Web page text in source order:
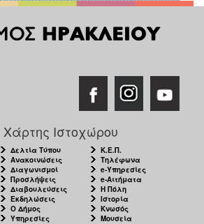
Χάρτης Ιστοχώρου
Δελτία Τύπου
Ανακοινώσεις
Διαγωνισμοί
Προσλήψεις
Διαβουλεύσεις
Εκδηλώσεις
Ο Δήμος
Υπηρεσίες
Κ.Ε.Π.
Τηλέφωνα
e-Υπηρεσίες
e-Αιτήματα
Η Πόλη
Ιστορία
Κνωσός
Μουσεία